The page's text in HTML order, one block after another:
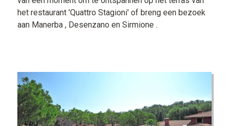
het restaurant 'Quattro Stagioni' of breng een bezoek
aan Manerba , Desenzano en Sirmione .